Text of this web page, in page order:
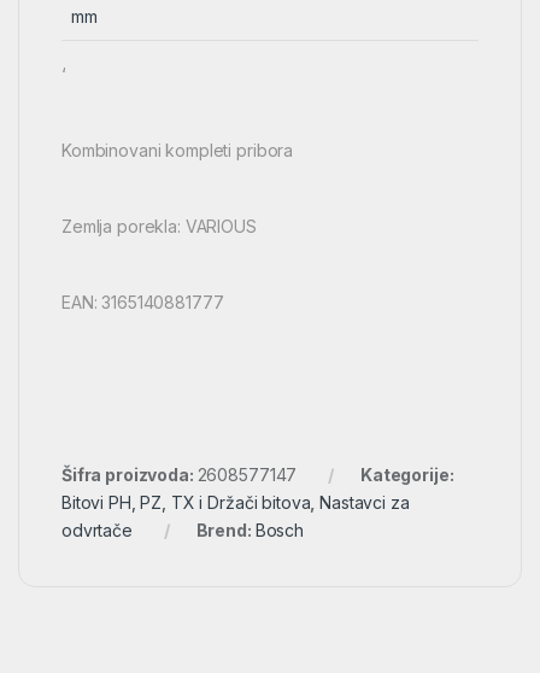
mm
‘
Kombinovani kompleti pribora
Zemlja porekla: VARIOUS
EAN: 3165140881777
Šifra proizvoda: 2608577147
Kategorije:
Bitovi PH, PZ, TX i Držači bitova ,Nastavci za
odvrtače
Brend: Bosch